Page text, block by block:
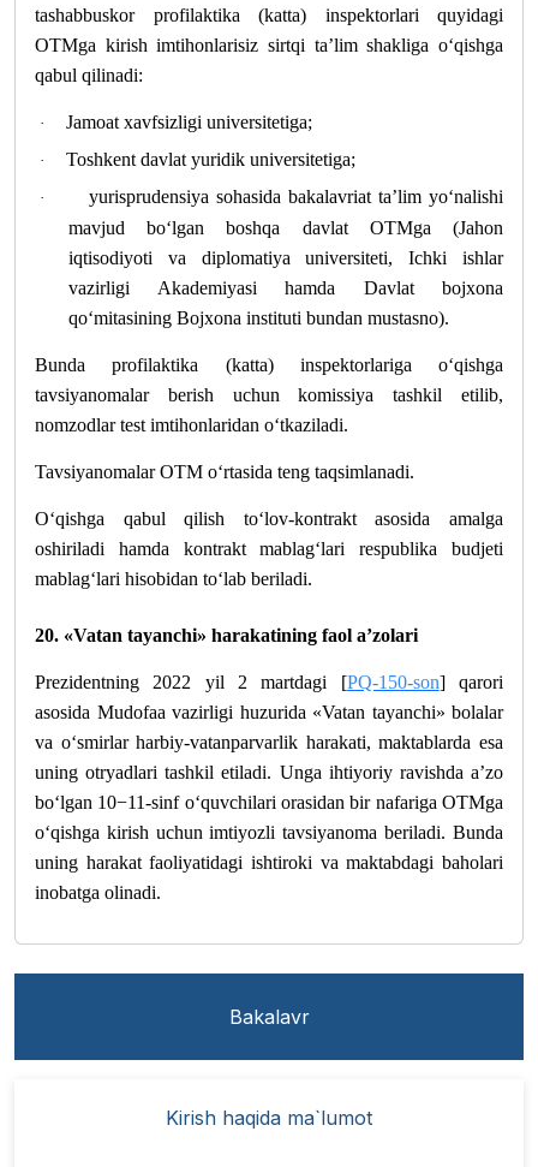
tashabbuskor profilaktika (katta) inspektorlari quyidagi
OTMga kirish imtihonlarisiz sirtqi ta’lim shakliga o‘qishga
qabul qilinadi:
· Jamoat xavfsizligi universitetiga;
· Toshkent davlat yuridik universitetiga;
·
yurisprudensiya sohasida bakalavriat ta’lim yo‘nalishi
mavjud bo‘lgan boshqa davlat OTMga (Jahon
iqtisodiyoti va diplomatiya universiteti, Ichki ishlar
vazirligi Akademiyasi hamda Davlat bojxona
qo‘mitasining Bojxona instituti bundan mustasno).
Bunda profilaktika (katta) inspektorlariga o‘qishga
tavsiyanomalar berish uchun komissiya tashkil etilib,
nomzodlar test imtihonlaridan o‘tkaziladi.
Tavsiyanomalar OTM o‘rtasida teng taqsimlanadi.
O‘qishga qabul qilish to‘lov-kontrakt asosida amalga
oshiriladi hamda kontrakt mablag‘lari respublika budjeti
mablag‘lari hisobidan to‘lab beriladi.
20. «Vatan tayanchi» harakatining faol a’zolari
Prezidentning 2022 yil 2 martdagi [PQ-150-son] qarori
asosida Mudofaa vazirligi huzurida «Vatan tayanchi» bolalar
va o‘smirlar harbiy-vatanparvarlik harakati, maktablarda esa
uning otryadlari tashkil etiladi. Unga ihtiyoriy ravishda a’zo
bo‘lgan 10−11-sinf o‘quvchilari orasidan bir nafariga OTMga
o‘qishga kirish uchun imtiyozli tavsiyanoma beriladi. Bunda
uning harakat faoliyatidagi ishtiroki va maktabdagi baholari
inobatga olinadi.
Bakalavr
Kirish haqida ma`lumot